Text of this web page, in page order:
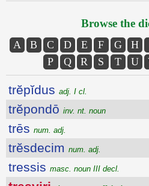
Browse the
A B C D E F G H
P
Q R S T U
trĕpĭdus adj. I cl.
trĕpondō inv. nt. noun
trēs num. adj.
trĕsdecim num. adj.
tressis masc. noun III decl.